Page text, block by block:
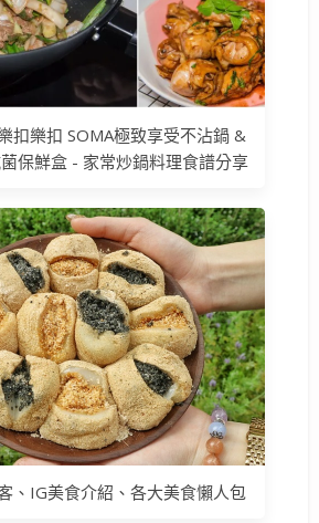
扣樂扣 SOMA極致享受不沾鍋 &
保鮮盒 - 家常炒鍋料理食譜分享
、IG美食介紹、各大美食懶人包